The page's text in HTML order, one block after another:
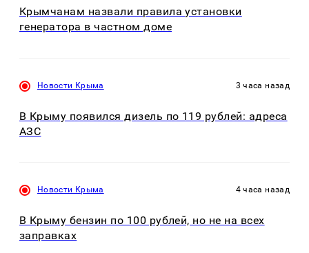
Крымчанам назвали правила установки
генератора в частном доме
Новости Крыма 3 часа назад
В Крыму появился дизель по 119 рублей: адреса
АЗС
Новости Крыма 4 часа назад
В Крыму бензин по 100 рублей, но не на всех
заправках